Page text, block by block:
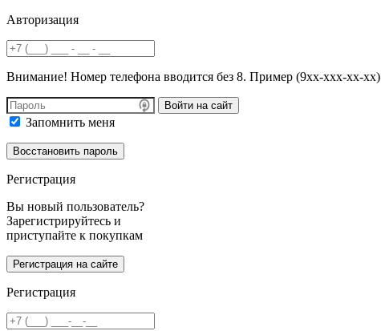
Авторизация
Внимание! Номер телефона вводится без 8. Пример (9хх-ххх-хх-хх)
Войти на сайт
Запомнить меня
Регистрация
Вы новый пользователь?
Зарегистрируйтесь и
приступайте к покупкам
Регистрация